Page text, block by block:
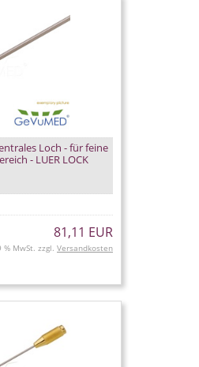
Loch - für feine
- LUER LOCK
81,11 EUR
% MwSt. zzgl. Versandkosten